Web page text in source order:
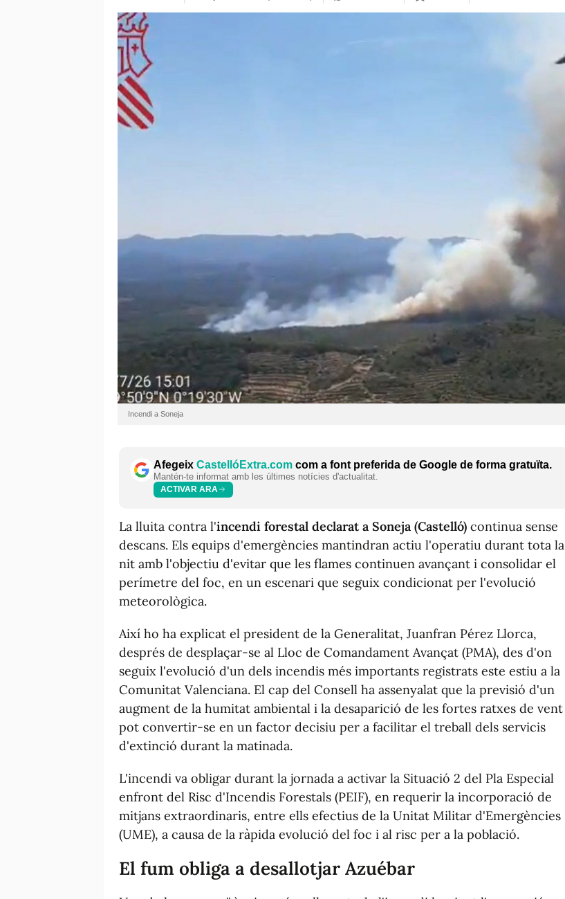
Incendi a Soneja
Afegeix CastellóExtra.com com a font preferida de Google de forma gratuïta.
Mantén-te informat amb les últimes notícies d'actualitat.
ACTIVAR ARA
La lluita contra l'incendi forestal declarat a Soneja (Castelló) continua sense
descans. Els equips d'emergències mantindran actiu l'operatiu durant tota la
nit amb l'objectiu d'evitar que les flames continuen avançant i consolidar el
perímetre del foc, en un escenari que seguix condicionat per l'evolució
meteorològica.
Així ho ha explicat el president de la Generalitat, Juanfran Pérez Llorca,
després de desplaçar-se al Lloc de Comandament Avançat (PMA), des d'on
seguix l'evolució d'un dels incendis més importants registrats este estiu a la
Comunitat Valenciana. El cap del Consell ha assenyalat que la previsió d'un
augment de la humitat ambiental i la desaparició de les fortes ratxes de vent
pot convertir-se en un factor decisiu per a facilitar el treball dels servicis
d'extinció durant la matinada.
L'incendi va obligar durant la jornada a activar la Situació 2 del Pla Especial
enfront del Risc d'Incendis Forestals (PEIF), en requerir la incorporació de
mitjans extraordinaris, entre ells efectius de la Unitat Militar d'Emergències
(UME), a causa de la ràpida evolució del foc i al risc per a la població.
El fum obliga a desallotjar Azuébar